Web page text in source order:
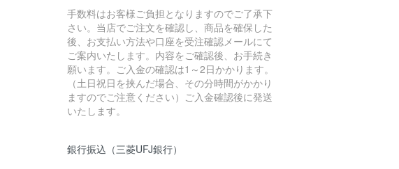
手数料はお客様ご負担となりますのでご了承下
さい。当店でご注文を確認し、商品を確保した
後、お支払い方法や口座を受注確認メールにて
ご案内いたします。内容をご確認後、お手続き
願います。ご入金の確認は1～2日かかります。
（土日祝日を挟んだ場合、その分時間がかかり
ますのでご注意ください）ご入金確認後に発送
いたします。
銀行振込（三菱UFJ銀行）